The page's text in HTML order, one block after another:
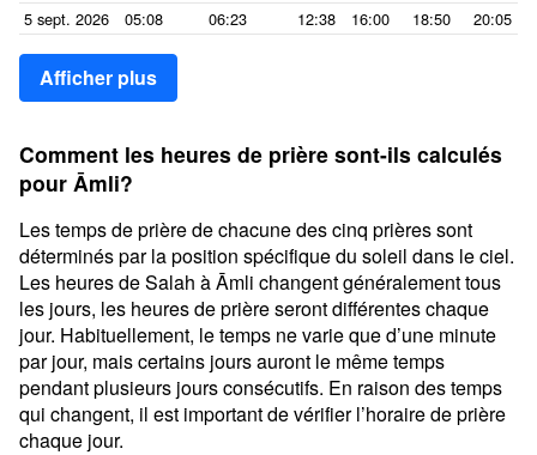
5 sept. 2026
05:08 06:23 12:38 16:00 18:50 20:05
Afficher plus
Comment les heures de prière sont-ils calculés
pour Āmli?
Les temps de prière de chacune des cinq prières sont
déterminés par la position spécifique du soleil dans le ciel.
Les heures de Salah à Āmli changent généralement tous
les jours, les heures de prière seront différentes chaque
jour. Habituellement, le temps ne varie que d’une minute
par jour, mais certains jours auront le même temps
pendant plusieurs jours consécutifs. En raison des temps
qui changent, il est important de vérifier l’horaire de prière
chaque jour.